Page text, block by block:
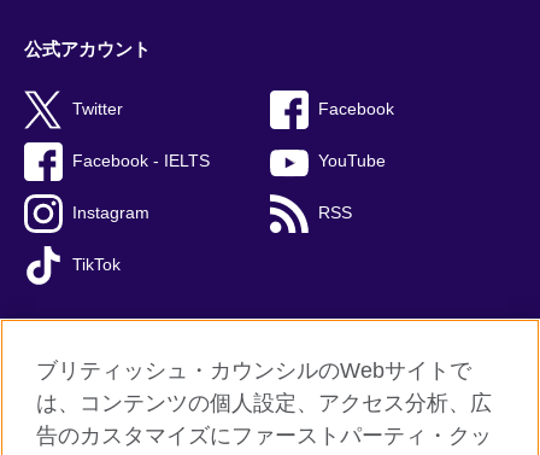
公式アカウント
Twitter Facebook
Facebook - IELTS YouTube
Instagram RSS
TikTok
ご利用に際して
ブリティッシュ・カウンシルのWebサイトで
は、コンテンツの個人設定、アクセス分析、広
告のカスタマイズにファーストパーティ・クッ